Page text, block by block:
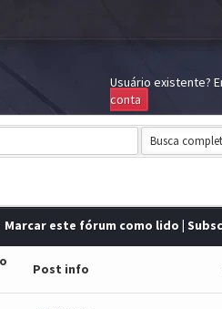
Usuário existente?
conta
Marcar este fórum como lido |
Post info